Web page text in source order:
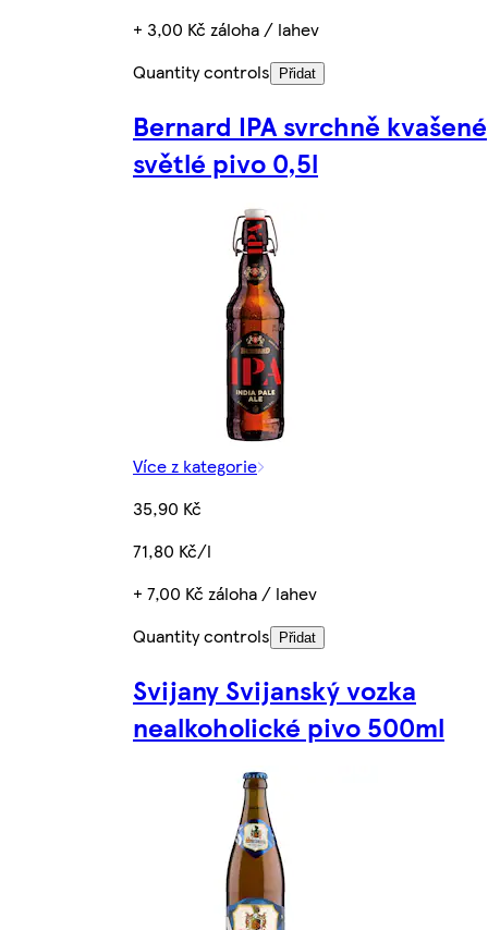
+ 3,00 Kč záloha / lahev
Quantity controls
Přidat
Bernard IPA svrchně kvašené
světlé pivo 0,5l
Více z kategorie
35,90 Kč
71,80 Kč/l
+ 7,00 Kč záloha / lahev
Quantity controls
Přidat
Svijany Svijanský vozka
nealkoholické pivo 500ml